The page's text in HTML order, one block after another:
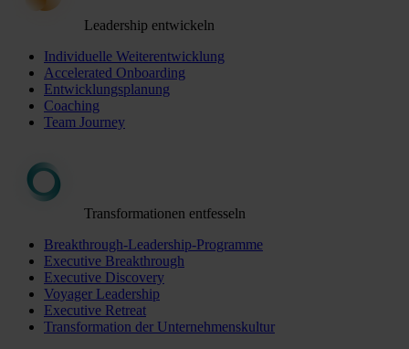
Leadership entwickeln
Individuelle Weiterentwicklung
Accelerated Onboarding
Entwicklungsplanung
Coaching
Team Journey
Transformationen entfesseln
Breakthrough-Leadership-Programme
Executive Breakthrough
Executive Discovery
Voyager Leadership
Executive Retreat
Transformation der Unternehmenskultur